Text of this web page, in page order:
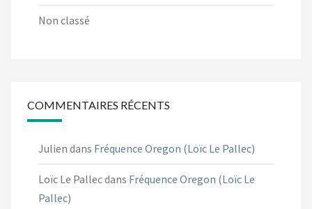
Non classé
COMMENTAIRES RÉCENTS
Julien dans Fréquence Oregon (Loïc Le Pallec)
Loïc Le Pallecdans Fréquence Oregon (Loïc Le
Pallec)